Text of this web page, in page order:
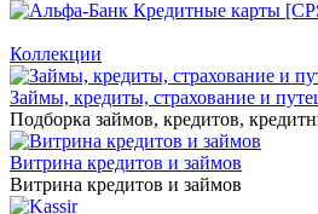
Коллекции
Займы, кредиты, страхование и
Подборка займов, кредитов,
Витрина кредитов и займов
Витрина кредитов и займов